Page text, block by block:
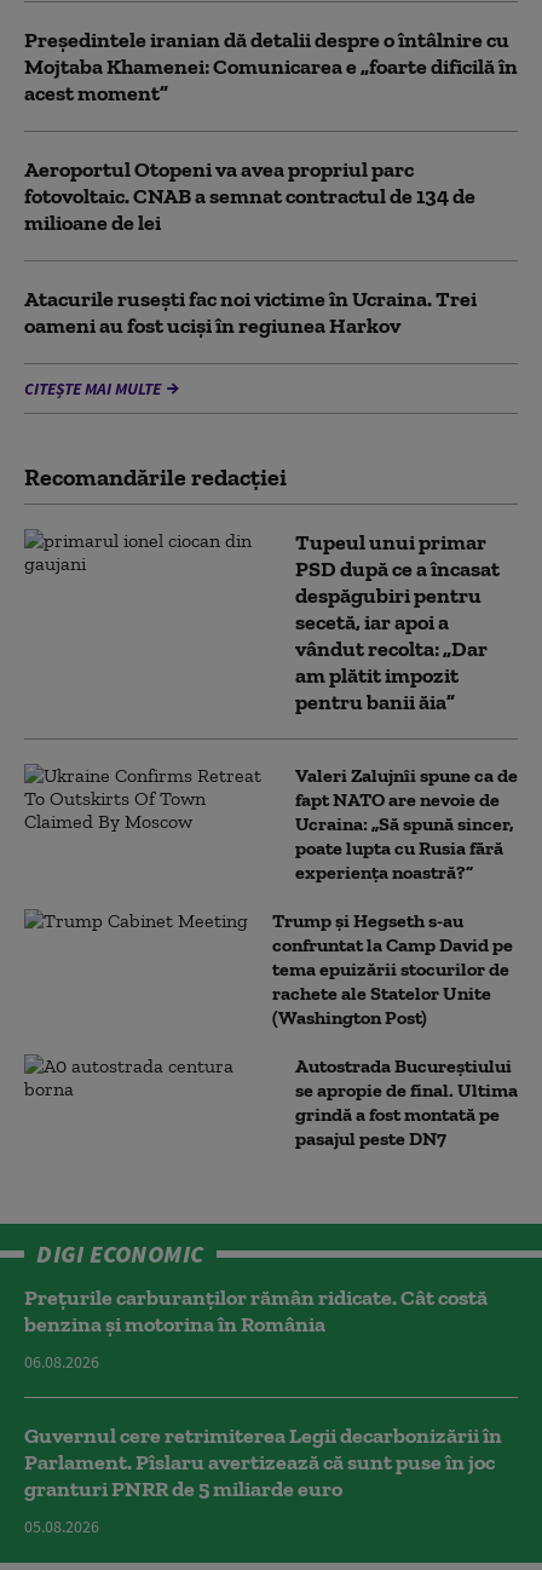
Preşedintele iranian dă detalii despre o întâlnire cu
Mojtaba Khamenei: Comunicarea e „foarte dificilă în
acest moment”
Aeroportul Otopeni va avea propriul parc
fotovoltaic. CNAB a semnat contractul de 134 de
milioane de lei
Atacurile rusești fac noi victime în Ucraina. Trei
oameni au fost uciși în regiunea Harkov
CITEȘTE MAI MULTE
Recomandările redacţiei
Tupeul unui primar
PSD după ce a încasat
despăgubiri pentru
secetă, iar apoi a
vândut recolta: „Dar
am plătit impozit
pentru banii ăia”
Valeri Zalujnîi spune ca de
fapt NATO are nevoie de
Ucraina: „Să spună sincer,
poate lupta cu Rusia fără
experiența noastră?”
Trump şi Hegseth s-au
confruntat la Camp David pe
tema epuizării stocurilor de
rachete ale Statelor Unite
(Washington Post)
Autostrada Bucureștiului
se apropie de final. Ultima
grindă a fost montată pe
pasajul peste DN7
DIGI ECONOMIC
Prețurile carburanților rămân ridicate. Cât costă
benzina și motorina în România
06.08.2026
Guvernul cere retrimiterea Legii decarbonizării în
Parlament. Pîslaru avertizează că sunt puse în joc
granturi PNRR de 5 miliarde euro
05.08.2026